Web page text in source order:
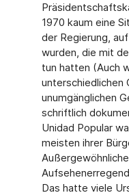
1970 kaum eine
der Regierung,
wurden, die mit
tun hatten (Auch
unterschiedlichen
unumgänglichen
schriftlich
Unidad Popular
meisten ihrer
Das hatte viele